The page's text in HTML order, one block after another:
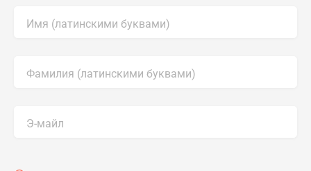
Имя (латинскими буквами)
Фамилия (латинскими буквами)
Э-майл